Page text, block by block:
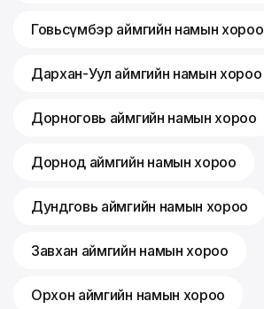
Говьсүмбэр аймгийн намын хороо
Дархан-Уул аймгийн намын хороо
Дорноговь аймгийн намын хороо
Дорнод аймгийн намын хороо
Дундговь аймгийн намын хороо
Завхан аймгийн намын хороо
Орхон аймгийн намын хороо